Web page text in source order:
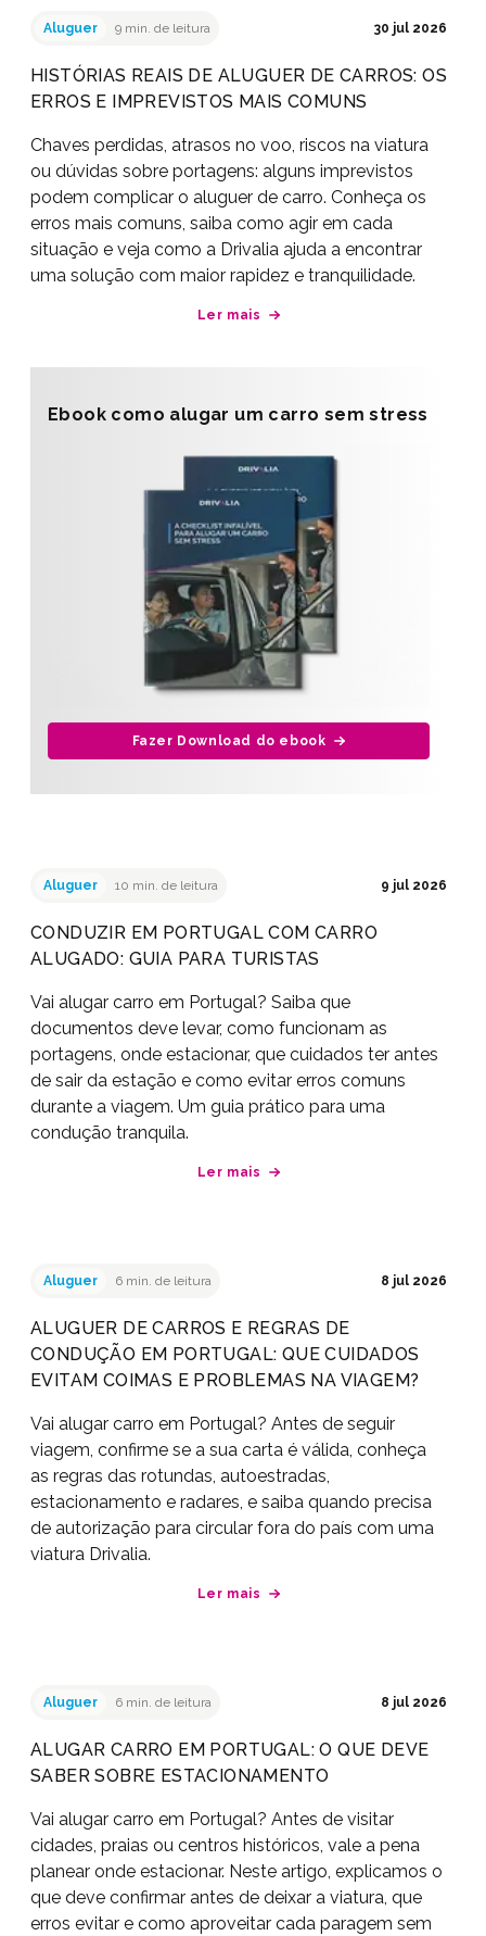
Aluguer 9 min. de leitura 30 jul 2026
HISTÓRIAS REAIS DE ALUGUER DE CARROS: OS
ERROS E IMPREVISTOS MAIS COMUNS
Chaves perdidas, atrasos no voo, riscos na viatura
ou dúvidas sobre portagens: alguns imprevistos
podem complicar o aluguer de carro. Conheça os
erros mais comuns, saiba como agir em cada
situação e veja como a Drivalia ajuda a encontrar
uma solução com maior rapidez e tranquilidade.
Ler mais
Ebook como alugar um carro sem stress
Fazer Download do ebook
Aluguer 10 min. de leitura 9 jul 2026
CONDUZIR EM PORTUGAL COM CARRO
ALUGADO: GUIA PARA TURISTAS
Vai alugar carro em Portugal? Saiba que
documentos deve levar, como funcionam as
portagens, onde estacionar, que cuidados ter antes
de sair da estação e como evitar erros comuns
durante a viagem. Um guia prático para uma
condução tranquila.
Ler mais
Aluguer 6 min. de leitura 8 jul 2026
ALUGUER DE CARROS E REGRAS DE
CONDUÇÃO EM PORTUGAL: QUE CUIDADOS
EVITAM COIMAS E PROBLEMAS NA VIAGEM?
Vai alugar carro em Portugal? Antes de seguir
viagem, confirme se a sua carta é válida, conheça
as regras das rotundas, autoestradas,
estacionamento e radares, e saiba quando precisa
de autorização para circular fora do país com uma
viatura Drivalia.
Ler mais
Aluguer 6 min. de leitura 8 jul 2026
ALUGAR CARRO EM PORTUGAL: O QUE DEVE
SABER SOBRE ESTACIONAMENTO
Vai alugar carro em Portugal? Antes de visitar
cidades, praias ou centros históricos, vale a pena
planear onde estacionar. Neste artigo, explicamos o
que deve confirmar antes de deixar a viatura, que
erros evitar e como aproveitar cada paragem sem